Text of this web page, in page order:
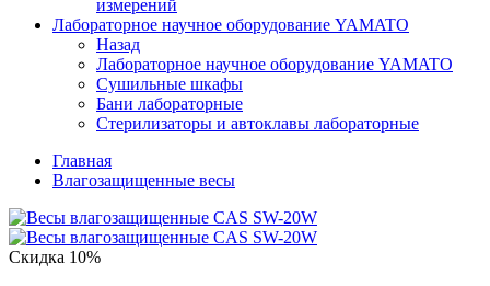
измерений
Лабораторное научное оборудование YAMATO
Назад
Лабораторное научное оборудование YAMATO
Сушильные шкафы
Бани лабораторные
Стерилизаторы и автоклавы лабораторные
Главная
Влагозащищенные весы
Скидка 10%